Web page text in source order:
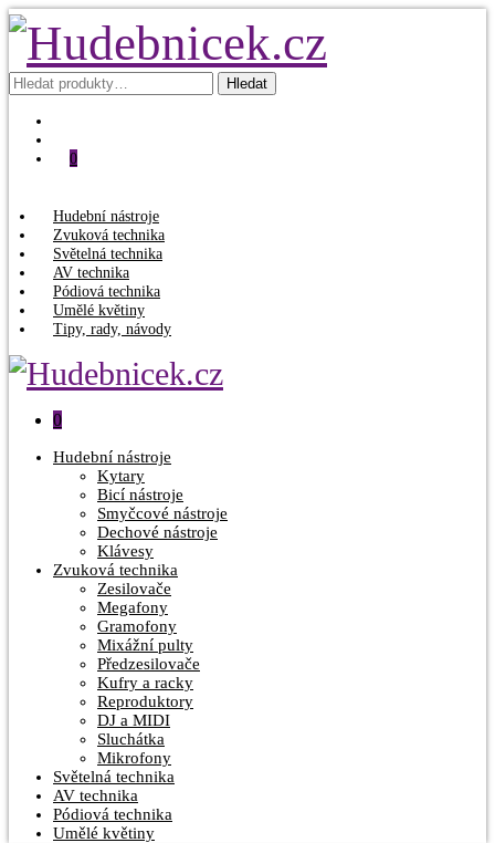
Hledat: Hledat
0
Hudební nástroje
Zvuková technika
Světelná technika
AV technika
Pódiová technika
Umělé květiny
Tipy, rady, návody
0
Hudební nástroje
Kytary
Bicí nástroje
Smyčcové nástroje
Dechové nástroje
Klávesy
Zvuková technika
Zesilovače
Megafony
Gramofony
Mixážní pulty
Předzesilovače
Kufry a racky
Reproduktory
DJ a MIDI
Sluchátka
Mikrofony
Světelná technika
AV technika
Pódiová technika
Umělé květiny